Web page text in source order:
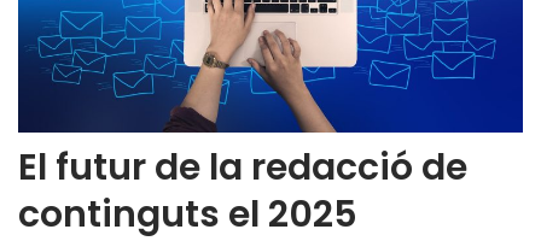
El futur de la redacció de
continguts el 2025